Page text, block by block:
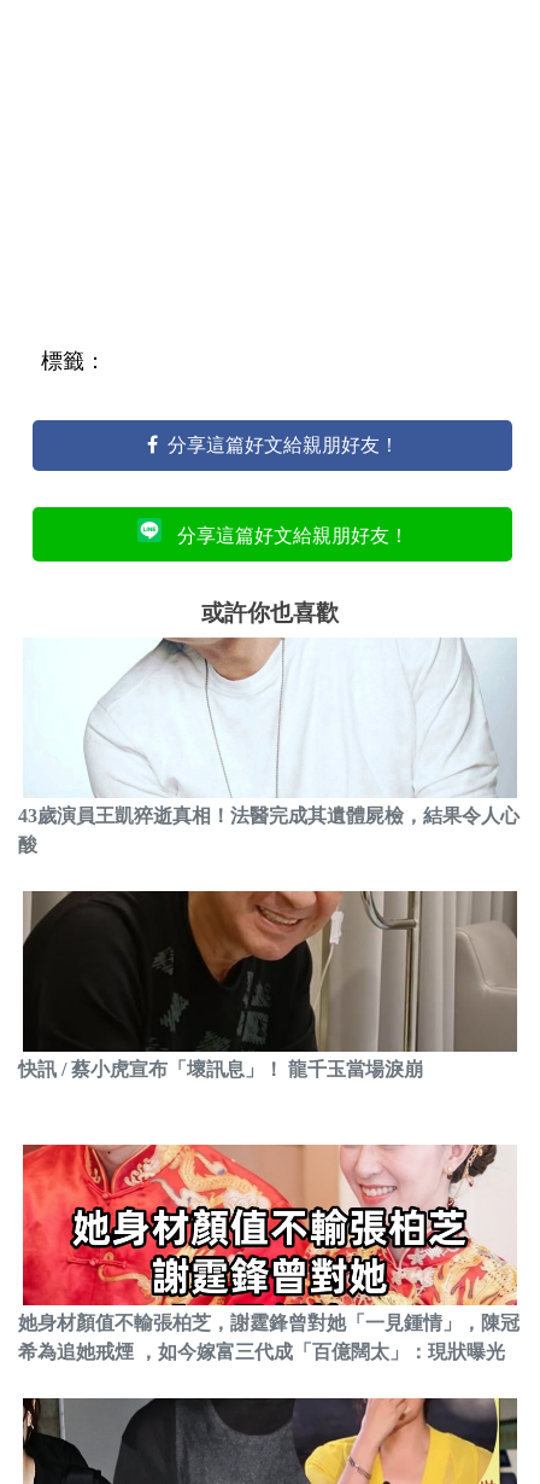
標籤：
分享這篇好文給親朋好友！
分享這篇好文給親朋好友！
或許你也喜歡
43歲演員王凱猝逝真相！法醫完成其遺體屍檢，結果令人心
酸
快訊 / 蔡小虎宣布「壞訊息」！ 龍千玉當場淚崩
她身材顏值不輸張柏芝，謝霆鋒曾對她「一見鍾情」，陳冠
希為追她戒煙 ，如今嫁富三代成「百億闊太」：現狀曝光